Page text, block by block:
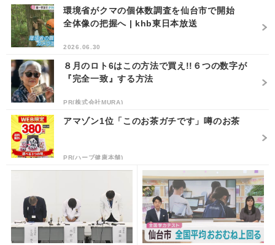
環境省がクマの個体数調査を仙台市で開始
全体像の把握へ | khb東日本放送
2026.06.30
８月のロト6はこの方法で買え!!６つの数字が
『完全一致』する方法
PR(株式会社MURA)
アマゾン1位「このお茶ガチです」噂のお茶
PR(ハーブ健康本舗)